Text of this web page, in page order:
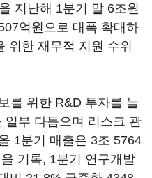
지난해 1분기 말 6조원
억원으로 대폭 확대하
위한 재무적 지원 수위
를 위한 R&D 투자를 늘
일부 다듬으며 리스크 관
1분기 매출은 3조 5764
기록, 1분기 연구개발